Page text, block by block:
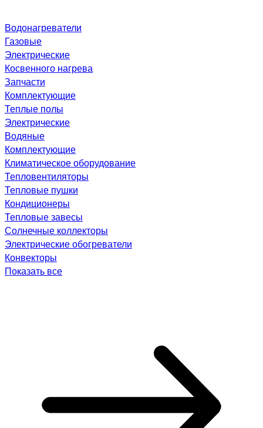
Водонагреватели
Газовые
Электрические
Косвенного нагрева
Запчасти
Комплектующие
Теплые полы
Электрические
Водяные
Комплектующие
Климатическое оборудование
Тепловентиляторы
Тепловые пушки
Кондиционеры
Тепловые завесы
Солнечные коллекторы
Электрические обогреватели
Конвекторы
Показать все